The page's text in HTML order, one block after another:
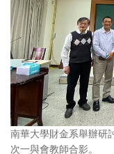
南華大學財金系舉辦研
次一與會教師合影。